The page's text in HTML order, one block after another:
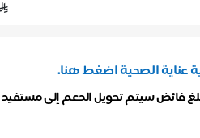
عناية الصحية اضغط هنا.
فائض سيتم تحويل الدعم إلى مستفيد